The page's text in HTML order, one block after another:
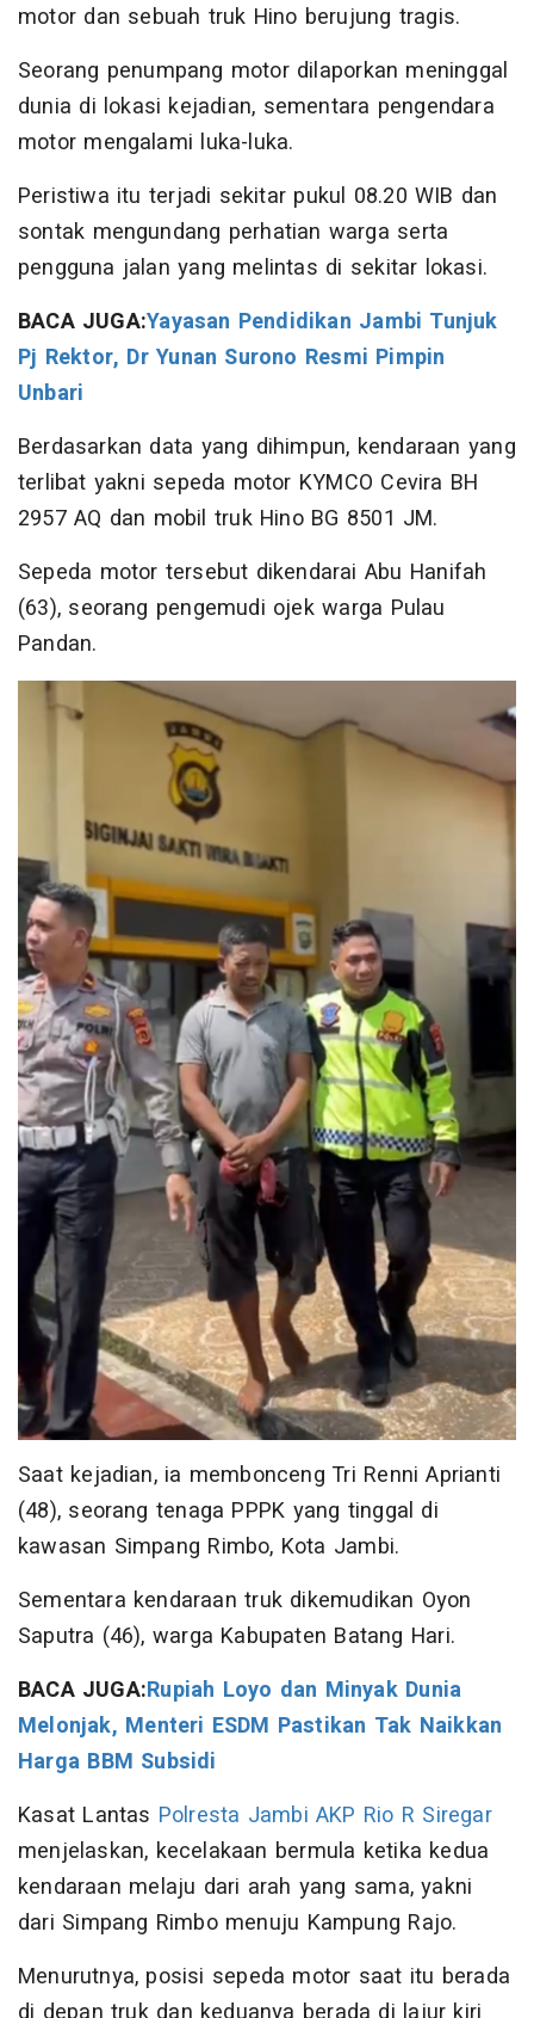
motor dan sebuah truk Hino berujung tragis.
Seorang penumpang motor dilaporkan meninggal
dunia di lokasi kejadian, sementara pengendara
motor mengalami luka-luka.
Peristiwa itu terjadi sekitar pukul 08.20 WIB dan
sontak mengundang perhatian warga serta
pengguna jalan yang melintas di sekitar lokasi.
BACA JUGA:Yayasan Pendidikan Jambi Tunjuk
Pj Rektor, Dr Yunan Surono Resmi Pimpin
Unbari
Berdasarkan data yang dihimpun, kendaraan yang
terlibat yakni sepeda motor KYMCO Cevira BH
2957 AQ dan mobil truk Hino BG 8501 JM.
Sepeda motor tersebut dikendarai Abu Hanifah
(63), seorang pengemudi ojek warga Pulau
Pandan.
Saat kejadian, ia membonceng Tri Renni Aprianti
(48), seorang tenaga PPPK yang tinggal di
kawasan Simpang Rimbo, Kota Jambi.
Sementara kendaraan truk dikemudikan Oyon
Saputra (46), warga Kabupaten Batang Hari.
BACA JUGA:Rupiah Loyo dan Minyak Dunia
Melonjak, Menteri ESDM Pastikan Tak Naikkan
Harga BBM Subsidi
Kasat Lantas Polresta Jambi AKP Rio R Siregar
menjelaskan, kecelakaan bermula ketika kedua
kendaraan melaju dari arah yang sama, yakni
dari Simpang Rimbo menuju Kampung Rajo.
Menurutnya, posisi sepeda motor saat itu berada